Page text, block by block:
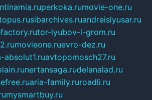
perkoka.rumovie-one.ru
sibarchives.ruandreislyusar.ru
tor-lyubov-i-grom.ru
movieone.ruevro-dez.ru
absolut1.ruavtopomosch27.ru
nertansaga.rudelanalad.ru
aria-family.ruroadli.ru
mysmartbuy.ru